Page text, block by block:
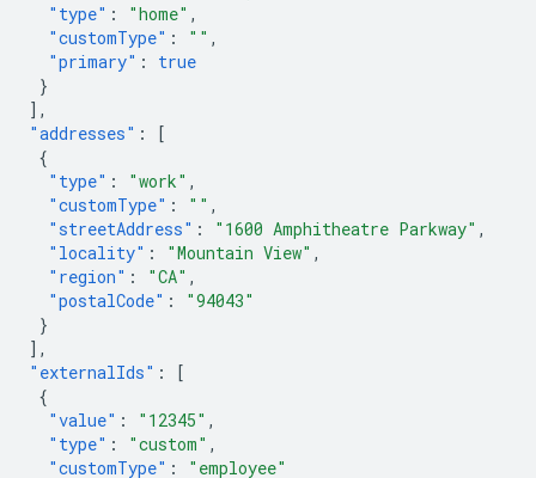
"type" : "home" ,
"customType" : "" ,
"primary" :
true
}
],
"addresses" :
[
{
"type" : "work" ,
"customType" : "" ,
"streetAddress" : "1600 Amphitheatre Parkway" ,
"locality" : "Mountain View" ,
"region" : "CA" ,
"postalCode" :
"94043"
}
],
"externalIds" :
[
{
"value" : "12345" ,
"type" : "custom" ,
"customType" :
"employee"